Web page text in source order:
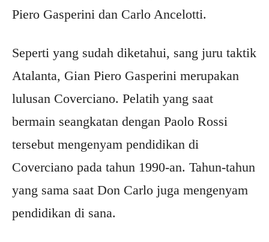
Piero Gasperini dan Carlo Ancelotti.
Seperti yang sudah diketahui, sang juru taktik
Atalanta, Gian Piero Gasperini merupakan
lulusan Coverciano. Pelatih yang saat
bermain seangkatan dengan Paolo Rossi
tersebut mengenyam pendidikan di
Coverciano pada tahun 1990-an. Tahun-tahun
yang sama saat Don Carlo juga mengenyam
pendidikan di sana.